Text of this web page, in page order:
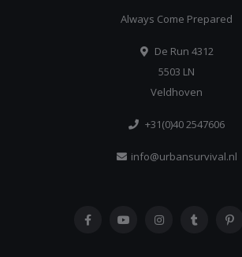
Always Come Prepared
De Run 4312
5503 LN
Veldhoven
+31(0)40 2547606
info@urbansurvival.nl